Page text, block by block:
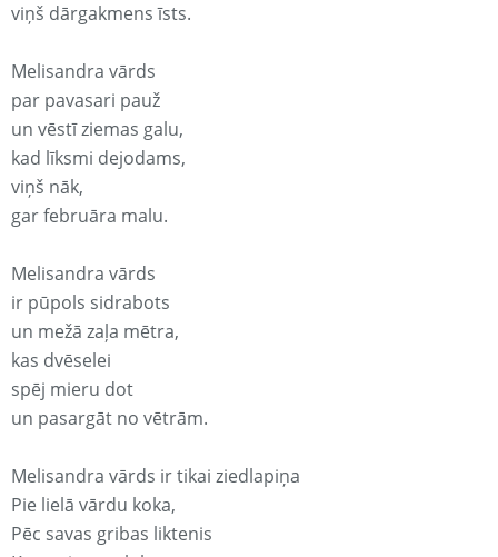
viņš dārgakmens īsts.
Melisandra vārds
par pavasari pauž
un vēstī ziemas galu,
kad līksmi dejodams,
viņš nāk,
gar februāra malu.
Melisandra vārds
ir pūpols sidrabots
un mežā zaļa mētra,
kas dvēselei
spēj mieru dot
un pasargāt no vētrām.
Melisandra vārds ir tikai ziedlapiņa
Pie lielā vārdu koka,
Pēc savas gribas liktenis